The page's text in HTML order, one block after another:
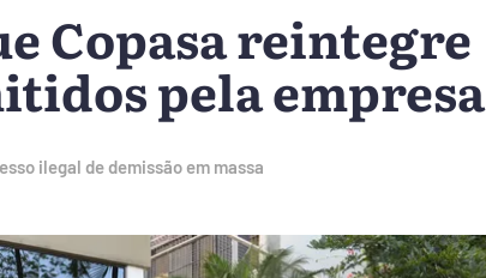
Copasa reintegre
pela empresa
ilegal de demissão em massa